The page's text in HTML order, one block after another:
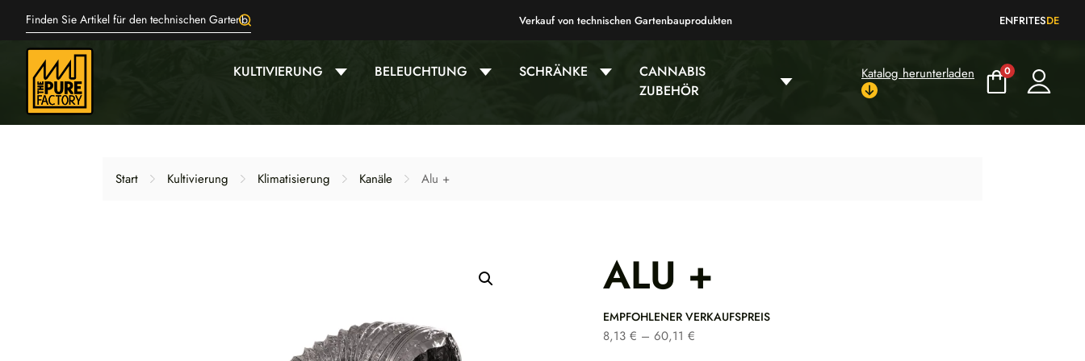
ENFRITESDE
Verkauf von technischen Gartenbauprodukten
KULTIVIERUNG BELEUCHTUNG SCHRÄNKE
CANNABIS
ZUBEHÖR
Katalog herunterladen 0
Start Kultivierung Klimatisierung Kanäle Alu +
ALU +
EMPFOHLENER VERKAUFSPREIS
8,13 € – 60,11 €